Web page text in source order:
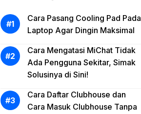
Cara Pasang Cooling Pad Pada
Laptop Agar Dingin Maksimal
Cara Mengatasi MiChat Tidak
Ada Pengguna Sekitar, Simak
Solusinya di Sini!
Cara Daftar Clubhouse dan
Cara Masuk Clubhouse Tanpa